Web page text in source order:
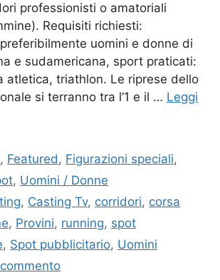
professionisti o amatoriali
Requisiti richiesti:
uomini e donne di
e sudamericana, sport praticati:
atletica, triathlon. Le riprese dello
si terranno tra l’1 e il … Leggi
, Featured, Figurazioni speciali,
, Uomini / Donne
, Casting Tv, corridori, corsa
, Provini, running, spot
, Spot pubblicitario, Uomini